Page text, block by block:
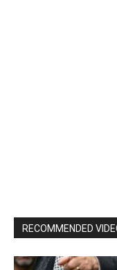
RECOMMENDED